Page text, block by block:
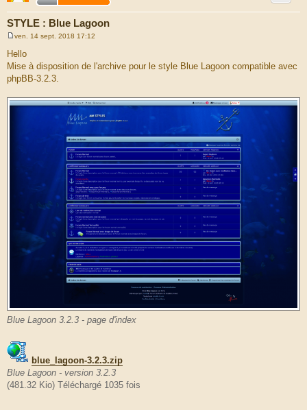
STYLE : Blue Lagoon
e
s
s
a
g
ven. 14 sept. 2018 17:12
Hello
Mise à disposition de l'archive pour le style Blue Lagoon compatible avec
phpBB-3.2.3.
Blue Lagoon 3.2.3 - page d'index
blue_lagoon-3.2.3.zip
Blue Lagoon - version 3.2.3
(481.32 Kio) Téléchargé 1035 fois